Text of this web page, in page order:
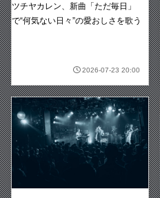
ツチヤカレン、新曲「ただ毎日」
で“何気ない日々”の愛おしさを歌う
2026-07-23 20:00